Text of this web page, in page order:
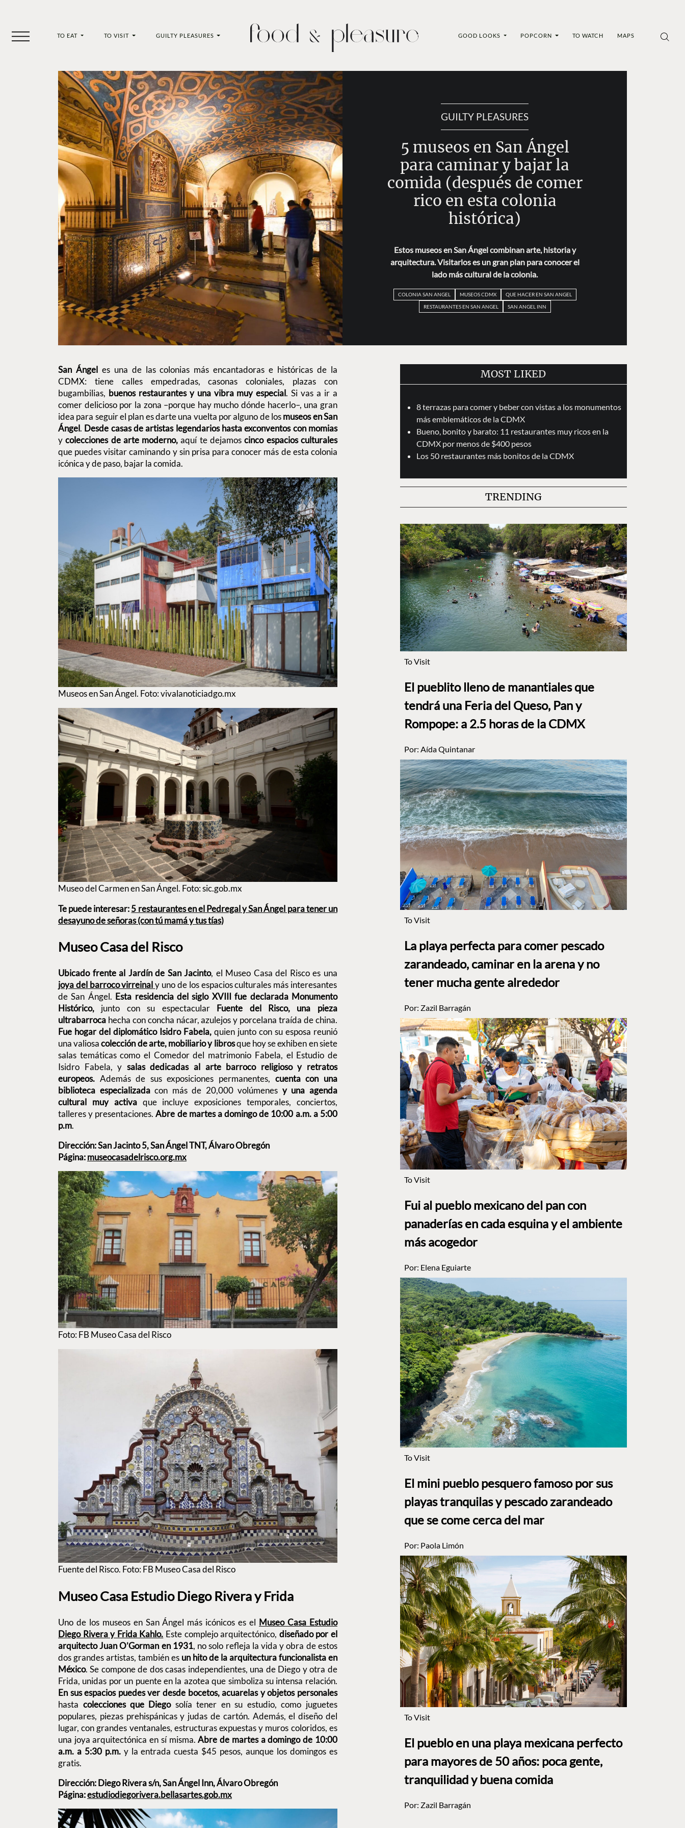
TO EAT TO VISIT GUILTY PLEASURES GOOD LOOKS POPCORN TO WATCH MAPS
GUILTY PLEASURES
5 museos en San Ángel
para caminar y bajar la
comida (después de comer
rico en esta colonia
histórica)
Estos museos en San Ángel combinan arte, historia y
arquitectura. Visitarlos es un gran plan para conocer el
lado más cultural de la colonia.
COLONIA SAN ANGEL MUSEOS CDMX
QUE HACER EN SAN ANGEL
RESTAURANTES EN SAN ANGEL
SAN ANGEL INN
San Ángel es una de las colonias más encantadoras e históricas de la
CDMX: tiene calles empedradas, casonas coloniales, plazas con
bugambilias, buenos restaurantes y una vibra muy especial. Si vas a ir a
comer delicioso por la zona –porque hay mucho dónde hacerlo–, una gran
idea para seguir el plan es darte una vuelta por alguno de losmuseos en San
Ángel. Desde casas de artistas legendarios hasta exconventos con momias
ycolecciones de arte moderno, aquí te dejamoscinco espacios culturales
que puedes visitar caminando y sin prisa para conocer más de esta colonia
icónica y de paso, bajar la comida.
Museos en San Ángel. Foto: vivalanoticiadgo.mx
Museo del Carmen en San Ángel. Foto: sic.gob.mx
Te puede interesar:5 restaurantes en el Pedregal y San Ángel para tener un
desayuno de señoras (con tú mamá y tus tías)
Museo Casa del Risco
Ubicado frente al Jardín de San Jacinto, el Museo Casa del Risco es una
joya del barroco virreinal y uno de los espacios culturales más interesantes
de San Ángel. Esta residencia del siglo XVIII fue declarada Monumento
Histórico, junto con su espectacularFuente del Risco, una pieza
ultrabarroca hecha con concha nácar, azulejos y porcelana traída de china.
Fue hogar del diplomático Isidro Fabela,quien junto con su esposa reunió
una valiosacolección de arte, mobiliario y librosque hoy se exhiben en siete
salas temáticas como el Comedor del matrimonio Fabela, el Estudio de
Isidro Fabela, y salas dedicadas al arte barroco religioso y retratos
europeos. Además de sus exposiciones permanentes, cuenta con una
biblioteca especializadacon más de 20,000 volúmenes y una agenda
cultural muy activaque incluye exposiciones temporales, conciertos,
talleres y presentaciones.Abre de martes a domingo de 10:00 a.m. a 5:00
p.m.
Dirección: San Jacinto 5, San Ángel TNT, Álvaro Obregón
Página:museocasadelrisco.org.mx
Foto: FB Museo Casa del Risco
Fuente del Risco. Foto: FB Museo Casa del Risco
Museo Casa Estudio Diego Rivera y Frida
Uno de los museos en San Ángel más icónicos es el Museo Casa Estudio
Diego Rivera y Frida Kahlo. Este complejo arquitectónico, diseñado por el
arquitecto Juan O’Gorman en 1931, no solo refleja la vida y obra de estos
dos grandes artistas, también es un hito de la arquitectura funcionalista en
México. Se compone de dos casas independientes, una de Diego y otra de
Frida, unidas por un puente en la azotea que simboliza su intensa relación.
En sus espacios puedes ver desde bocetos, acuarelas y objetos personales
hasta colecciones que Diego solía tener en su estudio, como juguetes
populares, piezas prehispánicas y judas de cartón. Además, el diseño del
lugar, con grandes ventanales, estructuras expuestas y muros coloridos, es
una joya arquitectónica en sí misma.Abre de martes a domingo de 10:00
a.m. a 5:30 p.m.y la entrada cuesta $45 pesos, aunque los domingos es
gratis.
Dirección: Diego Rivera s/n, San Ángel Inn, Álvaro Obregón
Página:estudiodiegorivera.bellasartes.gob.mx
MOST LIKED
8 terrazas para comer y beber con vistas a los monumentos
más emblemáticos de la CDMX
Bueno, bonito y barato: 11 restaurantes muy ricos en la
CDMX por menos de $400 pesos
Los 50 restaurantes más bonitos de la CDMX
TRENDING
To Visit
El pueblito lleno de manantiales que
tendrá una Feria del Queso, Pan y
Rompope: a 2.5 horas de la CDMX
Por: Aída Quintanar
To Visit
La playa perfecta para comer pescado
zarandeado, caminar en la arena y no
tener mucha gente alrededor
Por: Zazil Barragán
To Visit
Fui al pueblo mexicano del pan con
panaderías en cada esquina y el ambiente
más acogedor
Por: Elena Eguiarte
To Visit
El mini pueblo pesquero famoso por sus
playas tranquilas y pescado zarandeado
que se come cerca del mar
Por: Paola Limón
To Visit
El pueblo en una playa mexicana perfecto
para mayores de 50 años: poca gente,
tranquilidad y buena comida
Por: Zazil Barragán